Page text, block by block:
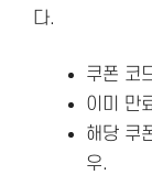
다.
쿠폰 코
이미 만
해당 쿠
우.